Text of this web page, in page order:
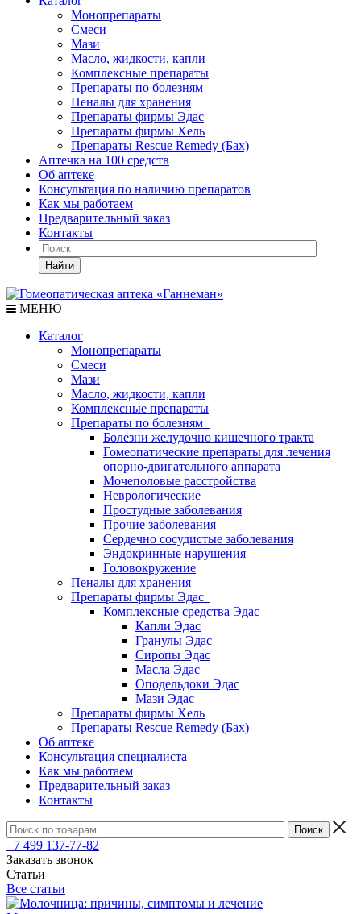
Монопрепараты
Смеси
Мази
Масло, жидкости, капли
Комплексные препараты
Препараты по болезням
Пеналы для хранения
Препараты фирмы Эдас
Препараты фирмы Хель
Препараты Rescue Remedy (Бах)
Аптечка на 100 средств
Об аптеке
Консультация по наличию препаратов
Как мы работаем
Предварительный заказ
Контакты
Найти
МЕНЮ
Каталог
Монопрепараты
Смеси
Мази
Масло, жидкости, капли
Комплексные препараты
Препараты по болезням
Болезни желудочно кишечного тракта
Гомеопатические препараты для лечения
опорно-двигательного аппарата
Мочеполовые расстройства
Неврологические
Простудные заболевания
Прочие заболевания
Сердечно сосудистые заболевания
Эндокринные нарушения
Головокружение
Пеналы для хранения
Препараты фирмы Эдас
Комплексные средства Эдас
Капли Эдас
Гранулы Эдас
Сиропы Эдас
Масла Эдас
Оподельдоки Эдас
Мази Эдас
Препараты фирмы Хель
Препараты Rescue Remedy (Бах)
Об аптеке
Консультация специалиста
Как мы работаем
Предварительный заказ
Контакты
+7 499 137-77-82
Заказать звонок
Статьи
Все статьи